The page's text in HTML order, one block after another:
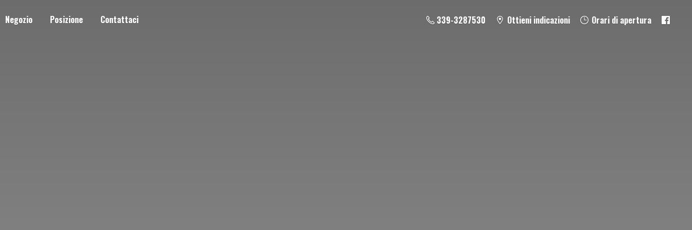
Negozio Posizione Contattaci 339-3287530 Ottieni indicazioni Orari di apertura